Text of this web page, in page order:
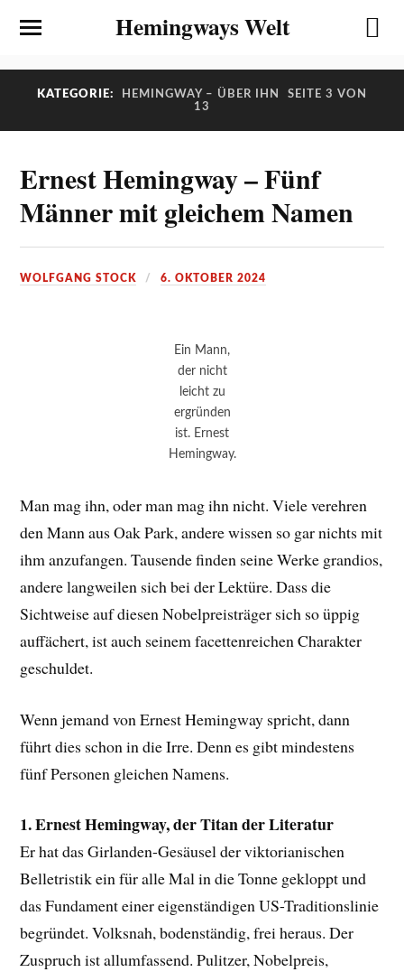
Hemingways Welt
KATEGORIE: HEMINGWAY – ÜBER IHN
SEITE 3 VON
13
Ernest Hemingway – Fünf
Männer mit gleichem Namen
WOLFGANG STOCK 6. OKTOBER 2024
Ein Mann,
der nicht
leicht zu
ergründen
ist. Ernest
Hemingway.
Man mag ihn, oder man mag ihn nicht. Viele verehren
den Mann aus Oak Park, andere wissen so gar nichts mit
ihm anzufangen. Tausende finden seine Werke grandios,
andere langweilen sich bei der Lektüre. Dass die
Sichtweise auf diesen Nobelpreisträger sich so üppig
auffächert, ist auch seinem facettenreichen Charakter
geschuldet.
Wenn jemand von Ernest Hemingway spricht, dann
führt dies schon in die Irre. Denn es gibt mindestens
fünf Personen gleichen Namens.
1. Ernest Hemingway, der Titan der Literatur
Er hat das Girlanden-Gesäusel der viktorianischen
Belletristik ein für alle Mal in die Tonne gekloppt und
das Fundament einer eigenständigen US-Traditionslinie
begründet. Volksnah, bodenständig, frei heraus. Der
Zuspruch ist allumfassend. Pulitzer, Nobelpreis,